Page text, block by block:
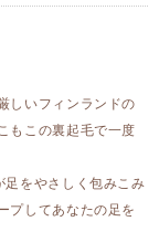
しいフィンランドの
もこの裏起毛で一度
足をやさしく包みこみ
プしてあなたの足を